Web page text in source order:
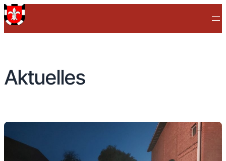
Aktuelles